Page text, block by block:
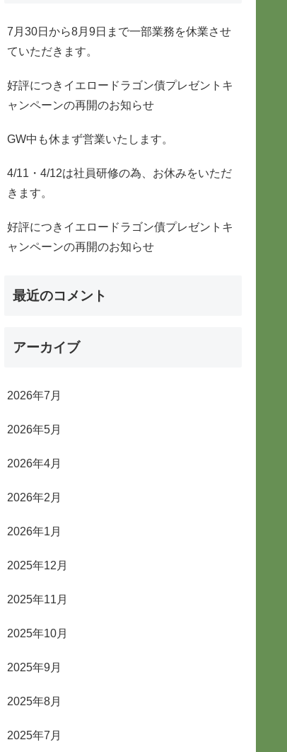
7月30日から8月9日まで一部業務を休業させ
ていただきます。
好評につきイエロードラゴン債プレゼントキ
ャンペーンの再開のお知らせ
GW中も休まず営業いたします。
4/11・4/12は社員研修の為、お休みをいただ
きます。
好評につきイエロードラゴン債プレゼントキ
ャンペーンの再開のお知らせ
最近のコメント
アーカイブ
2026年7月
2026年5月
2026年4月
2026年2月
2026年1月
2025年12月
2025年11月
2025年10月
2025年9月
2025年8月
2025年7月